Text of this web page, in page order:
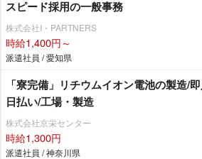
スピード採用の一般事務
株式会社I・PARTNERS
時給1,400円～
派遣社員 / 愛知県
「寮完備」リチウムイオン電池の製造/
日払い/工場・製造
株式会社京栄センター
時給1,300円
派遣社員 / 神奈川県